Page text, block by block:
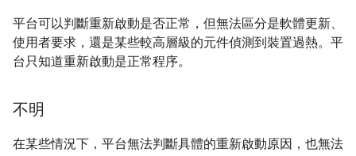
平台可以判斷重新啟動是否正常，但無法區分是軟體更新、
使用者要求，還是某些較高層級的元件偵測到裝置過熱。平
台只知道重新啟動是正常程序。
不明
在某些情況下，平台無法判斷具體的重新啟動原因，也無法